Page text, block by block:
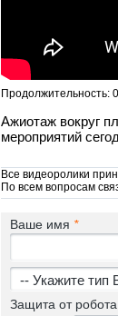
Продолжительность:
Ажиотаж вокруг
мероприятий
Все видеоролики
По всем вопросам
Ваше имя *
Защита от робота